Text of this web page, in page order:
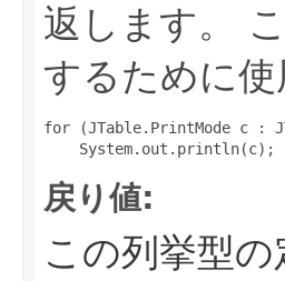
返します。
するために
for (JTable.PrintMode c :
戻り値:
この列挙型